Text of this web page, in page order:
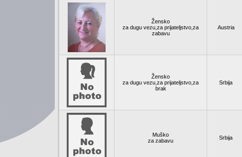
Žensko
za dugu vezu,za prijateljstvo,za
zabavu
Austria
Žensko
za dugu vezu,za prijateljstvo,za
brak
Srbija
Muško
za zabavu
Srbija